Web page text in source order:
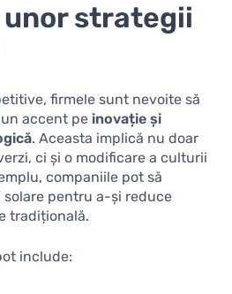
strategii
firmele sunt nevoite să
accent pe inovație și
. Aceasta implică nu doar
ci și o modificare a culturii
companiile pot să
pentru a-și reduce
tradițională.
include: